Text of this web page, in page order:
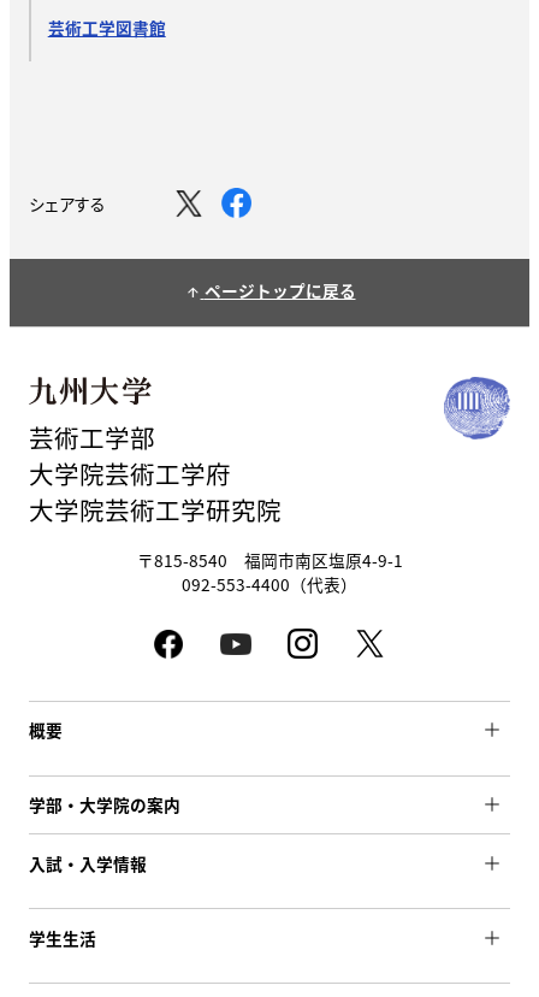
芸術工学図書館
シェアする
arrow_upward ページトップに戻る
芸術工学部
大学院芸術工学府
大学院芸術工学研究院
〒815-8540 福岡市南区塩原4-9-1
092-553-4400（代表）
概要
学部・大学院の案内
入試・入学情報
学生生活